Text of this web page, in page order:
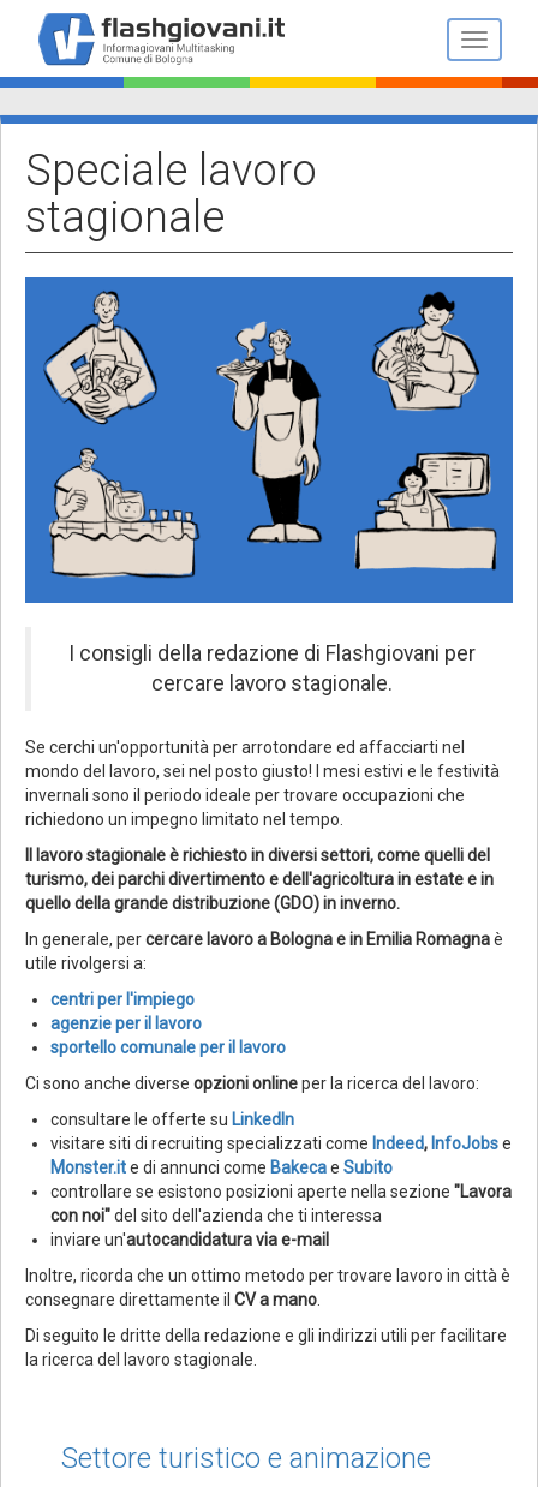
contenuto
principale
Toggle
Speciale lavoro
stagionale
I consigli della redazione di Flashgiovani per
cercare lavoro stagionale.
Se cerchi un'opportunità per arrotondare ed affacciarti nel
mondo del lavoro, sei nel posto giusto! I mesi estivi e le festività
invernali sono il periodo ideale per trovare occupazioni che
richiedono un impegno limitato nel tempo.
Il lavoro stagionale è richiesto in diversi settori, come quelli del
turismo, dei parchi divertimento e dell'agricoltura in estate e in
quello della grande distribuzione (GDO) in inverno.
In generale, percercare lavoro a Bologna e in Emilia Romagnaè
utile rivolgersi a:
centri per l'impiego
agenzie per il lavoro
sportello comunale per il lavoro
Ci sono anche diverse opzioni onlineper la ricerca del lavoro:
consultare le offerte su LinkedIn
visitare siti di recruiting specializzati come Indeed, InfoJobse
Monster.ite di annunci come Bakecae Subito
controllare se esistono posizioni aperte nella sezione "Lavora
con noi"del sito dell'azienda che ti interessa
inviare un'autocandidatura via e-mail
Inoltre, ricorda che un ottimo metodo per trovare lavoro in città è
consegnare direttamente il CV a mano
Di seguito le dritte della redazione e gli indirizzi utili per facilitare
la ricerca del lavoro stagionale.
Settore turistico e animazione